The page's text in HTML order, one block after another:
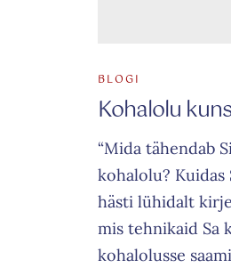
BLOGI
Kohalolu
“Mida tähendab
kohalolu? Kuidas
hästi lühidalt
mis tehnikaid Sa
kohalolusse